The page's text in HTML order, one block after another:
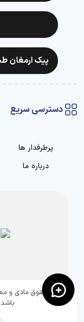
پیک ارمغان
دسترسی سریع
پرطرفدار ها
درباره ما
تمامی حقوق مادی و